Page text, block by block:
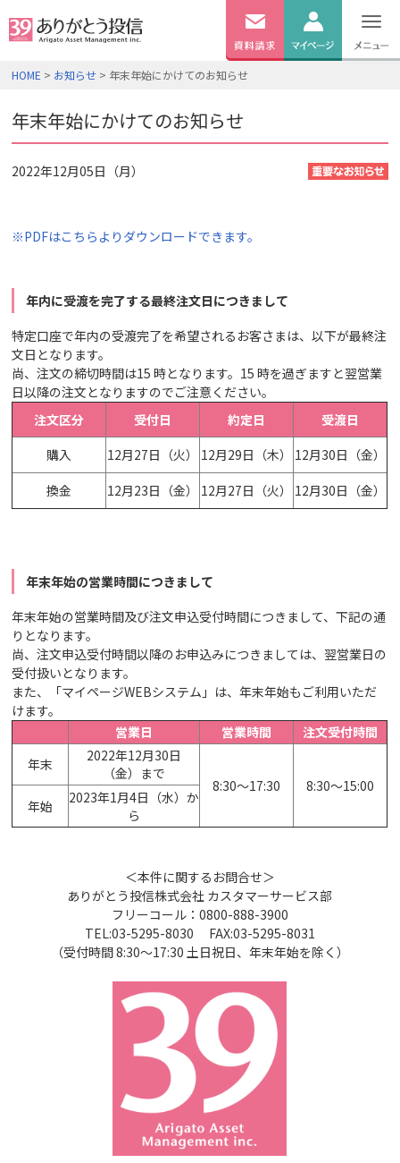
無料
HOME > お知らせ > 年末年始にかけてのお知らせ
年末年始にかけてのお知らせ
2022年12月05日（月）
※PDFはこちらよりダウンロードできます。
年内に受渡を完了する最終注文日につきまして
特定口座で年内の受渡完了を希望されるお客さまは、以下が最終注
文日となります。
尚、注文の締切時間は15 時となります。15 時を過ぎますと翌営業
日以降の注文となりますのでご注意ください。
注文区分
受付日 約定日
受渡日
購入
12月27日（火） 12月29日（木）
12月30日（金）
換金
12月23日（金） 12月27日（火） 12月30日（金）
年末年始の営業時間につきまして
年末年始の営業時間及び注文申込受付時間につきまして、下記の通
りとなります。
尚、注文申込受付時間以降のお申込みにつきましては、翌営業日の
受付扱いとなります。
また、「マイページWEBシステム」は、年末年始もご利用いただ
けます。
営業日
営業時間
注文受付時間
年末
2022年12月30日
（金）まで
8:30～17:30
8:30～15:00
年始
2023年1月4日（水）か
ら
＜本件に関するお問合せ＞
ありがとう投信株式会社 カスタマーサービス部
フリーコール：0800-888-3900
TEL:03-5295-8030 FAX:03-5295-8031
（受付時間 8:30～17:30 土日祝日、年末年始を除く）